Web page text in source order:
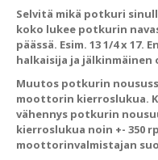
Selvitä mikä potkuri
koko lukee potkurin
päässä. Esim. 13 1/4 x
halkaisija ja
Muutos potkurin
moottorin kierroslukua.
vähennys potkurin
kierroslukua noin +- 350
moottorinvalmistajan